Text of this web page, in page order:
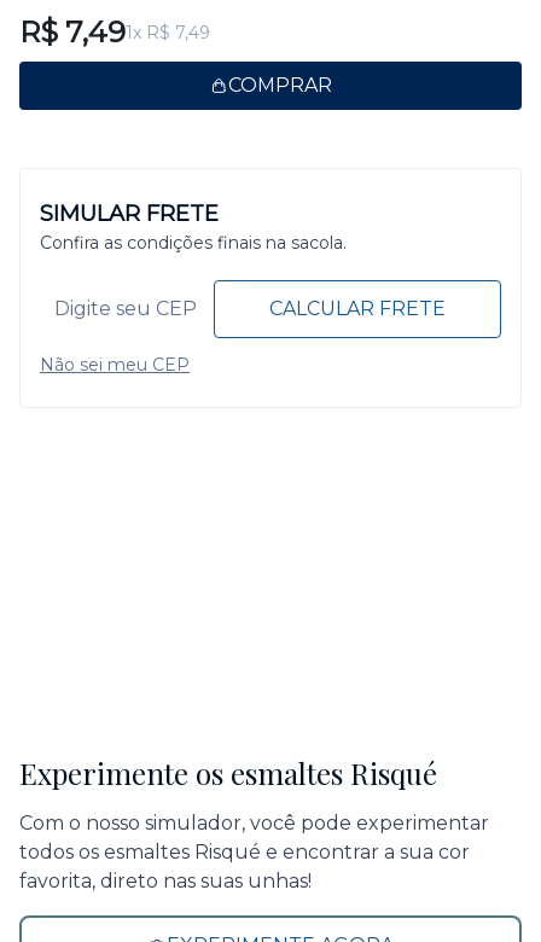
R$ 7,491x R$ 7,49
COMPRAR
SIMULAR FRETE
Confira as condições finais na sacola.
CALCULAR FRETE
Não sei meu CEP
Experimente os esmaltes Risqué
Com o nosso simulador, você pode experimentar
todos os esmaltes Risqué e encontrar a sua cor
favorita, direto nas suas unhas!